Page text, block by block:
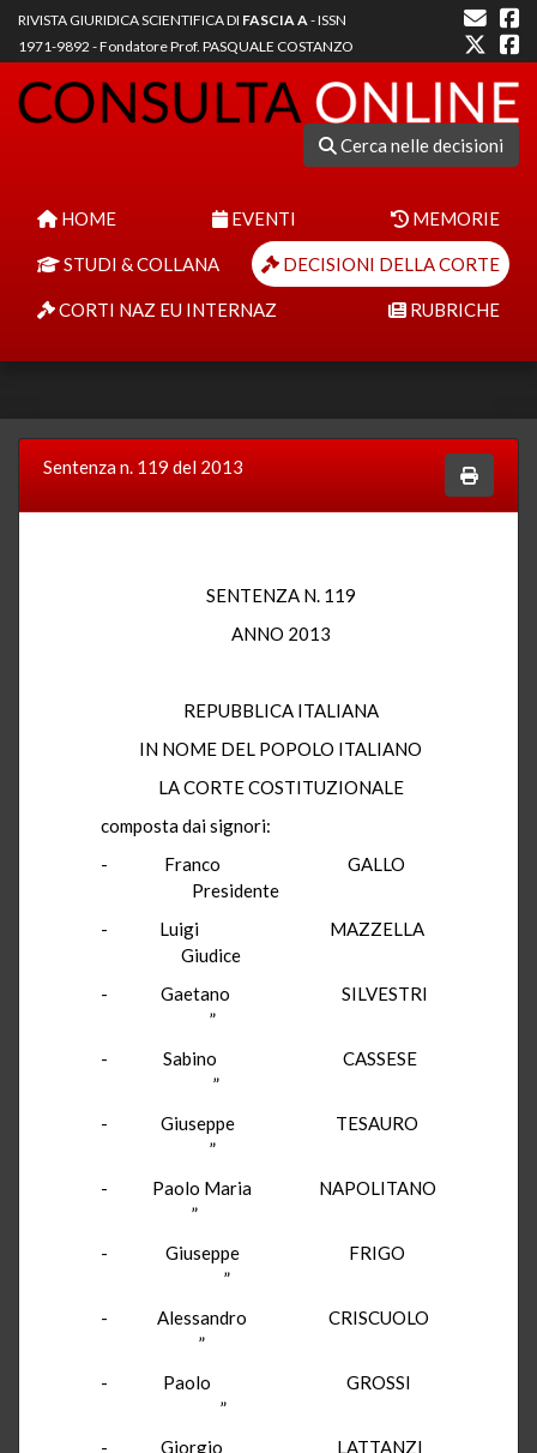
RIVISTA GIURIDICA SCIENTIFICA DI FASCIA A- ISSN
1971-9892 - Fondatore Prof. PASQUALE COSTANZO
Cerca nelle decisioni
HOME EVENTI MEMORIE
STUDI & COLLANA DECISIONI DELLA CORTE
CORTI NAZ EU INTERNAZ RUBRICHE
Sentenza n. 119 del 2013
SENTENZA N. 119
ANNO 2013
REPUBBLICA ITALIANA
IN NOME DEL POPOLO ITALIANO
LA CORTE COSTITUZIONALE
composta dai signori:
- Franco GALLO
Presidente
- Luigi MAZZELLA
Giudice
- Gaetano SILVESTRI
”
- Sabino CASSESE
”
- Giuseppe TESAURO
”
- Paolo Maria NAPOLITANO
”
- Giuseppe FRIGO
”
- Alessandro CRISCUOLO
”
- Paolo GROSSI
”
- Giorgio LATTANZI